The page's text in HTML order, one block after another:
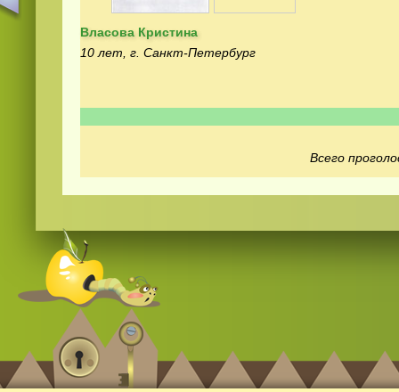
Власова Кристина
10 лет, г. Санкт-Петербург
Всего
Смотретьkinoонлайн